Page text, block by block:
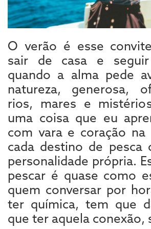
O verão é esse
sair de casa e
quando a alma pede
natureza, generosa,
rios, mares e
uma coisa que eu
com vara e coração na
cada destino de pesca
personalidade própria.
pescar é quase como
quem conversar por
ter química, tem que
que ter aquela conexão,